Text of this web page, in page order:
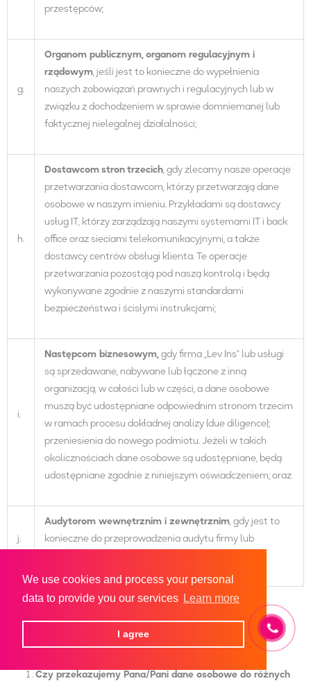
We use cookies and process your personal
data to provide you our services Learn more
I agree
przestępców;
g.
Organompublicznym,organomregulacyjnymi
rządowym, jeśli jest to konieczne do wypełnienia
naszych zobowiązań prawnych i regulacyjnych lub w
związku z dochodzeniem w sprawie domniemanej lub
faktycznej nielegalnej działalności;
h.
Dostawcomstrontrzecich, gdy zlecamy nasze operacje
przetwarzania dostawcom, którzy przetwarzają dane
osobowe w naszym imieniu. Przykładami są dostawcy
usług IT, którzy zarządzają naszymi systemami IT i back
office oraz sieciami telekomunikacyjnymi, a także
dostawcy centrów obsługi klienta. Te operacje
przetwarzania pozostają pod naszą kontrolą i będą
wykonywane zgodnie z naszymi standardami
bezpieczeństwa i ścisłymi instrukcjami;
i.
Następcombiznesowym,gdy firma „Lev Ins” lub usługi
są sprzedawane, nabywane lub łączone z inną
organizacją, w całości lub w części, a dane osobowe
muszą być udostępniane odpowiednim stronom trzecim
w ramach procesu dokładnej analizy (due diligence);
przeniesienia do nowego podmiotu. Jeżeli w takich
okolicznościach dane osobowe są udostępniane, będą
udostępniane zgodnie z niniejszym oświadczeniem; oraz
j.
Audytoromwewnętrznimi zewnętrznim, gdy jest to
konieczne do przeprowadzenia audytu firmy lub
Czy przekazujemyPana/Panidane osobowe do różnych